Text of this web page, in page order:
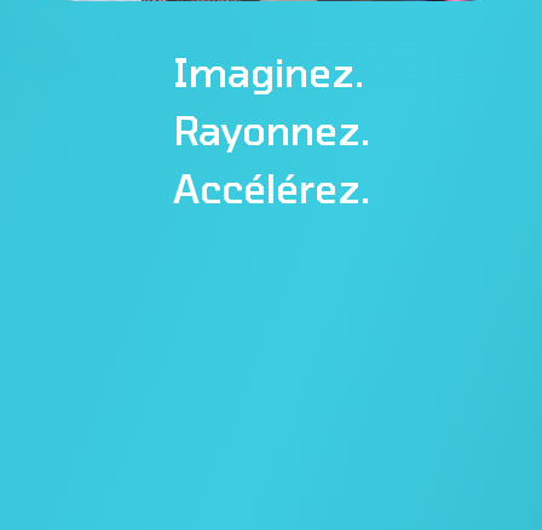
Imaginez.
Rayonnez.
Accélérez.